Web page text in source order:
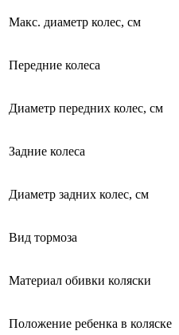
Макс. диаметр колес, см
Передние колеса
Диаметр передних колес, см
Задние колеса
Диаметр задних колес, см
Вид тормоза
Материал обивки коляски
Положение ребенка в коляске